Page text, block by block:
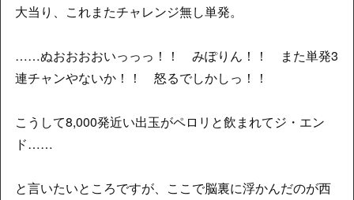
大当り、これまたチャレンジ無し単発。
……ぬおおおおいっっっ！！ みぽりん！！ また単発3
連チャンやないか！！ 怒るでしかしっ！！
こうして8,000発近い出玉がペロリと飲まれてジ・エン
ド……
と言いたいところですが、ここで脳裏に浮かんだのが西